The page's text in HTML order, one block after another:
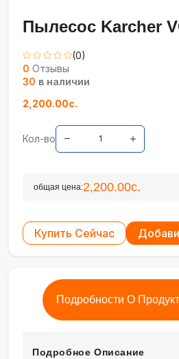
Пылесос Karcher
(0)
0 Отзывы
30 в наличии
2,200.00с.
Кол-во
общая цена:2,200.00с.
Купить Сейчас
Подробности О
Подробное Описание